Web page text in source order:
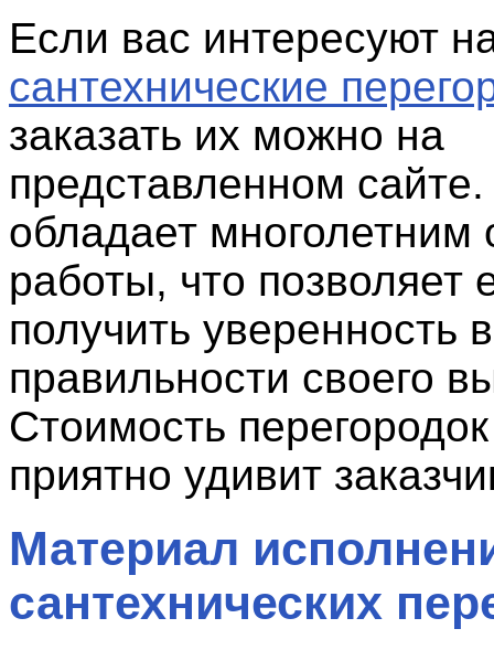
Если вас интересуют
сантехнические
заказать их можно на
представленном
обладает многолетним
работы, что позволяет
получить уверенность в
правильности своего
Стоимость
приятно удивит
Материал
сантехнических